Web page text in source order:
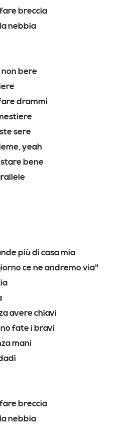
breccia
nebbia
bere
drammi
sere
yeah
bene
più di casa mia
ce ne andremo via"
avere chiavi
fate i bravi
mani
breccia
nebbia